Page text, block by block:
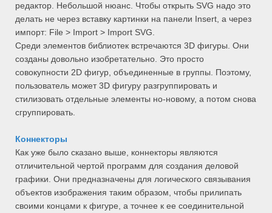
редактор. Небольшой нюанс. Чтобы открыть SVG надо это
делать не через вставку картинки на панели Insert, а через
импорт: File > Import > Import SVG.
Среди элементов библиотек встречаются 3D фигуры. Они
созданы довольно изобретательно. Это просто
совокупности 2D фигур, объединенные в группы. Поэтому,
пользователь может 3D фигуру разгруппировать и
стилизовать отдельные элементы но-новому, а потом снова
сгруппировать.
Коннекторы
Как уже было сказано выше, коннекторы являются
отличительной чертой программ для создания деловой
графики. Они предназначены для логического связывания
объектов изображения таким образом, чтобы прилипать
своими концами к фигуре, а точнее к ее соединительной